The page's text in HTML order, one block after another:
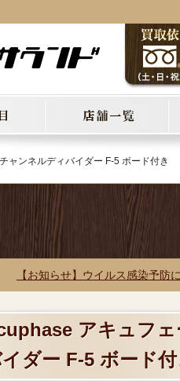
ャンネルディバイダー F-5 ボード付き
【お知らせ】ウイルス感染予防
アキュフ
ダー F-5 ボード付